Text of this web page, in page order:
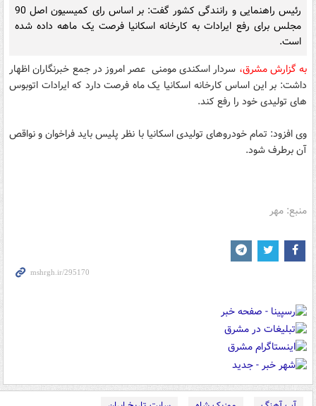
رئیس راهنمایی و رانندگی کشور گفت: بر اساس رای کمیسیون اصل 90
مجلس برای رفع ایرادات به کارخانه اسکانیا فرصت یک ماهه داده شده
است.
به گزارش مشرق، سردار اسکندی مومنی عصر امروز در جمع خبرنگاران اظهار
داشت: بر این اساس کارخانه اسکانیا یک ماه فرصت دارد که ایرادات اتوبوس
های تولیدی خود را رفع کند.
وی افزود: تمام خودروهای تولیدی اسکانیا با نظر پلیس باید فراخوان و نواقص
آن برطرف شود.
منبع: مهر